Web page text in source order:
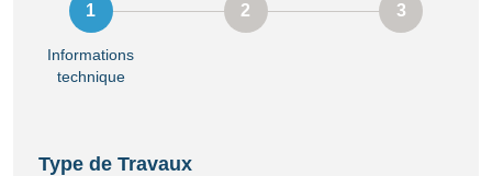
Informations
technique
Type de Travaux